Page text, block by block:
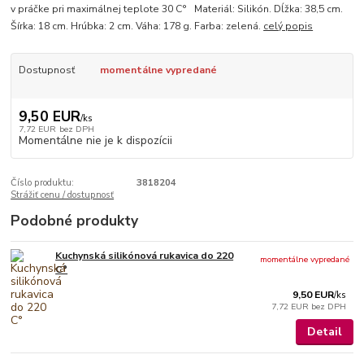
v práčke pri maximálnej teplote 30 C° Materiál: Silikón. Dĺžka: 38,5 cm.
Šírka: 18 cm. Hrúbka: 2 cm. Váha: 178 g. Farba: zelená. celý popis
Dostupnosť momentálne vypredané
9,50 EUR/ks
7,72 EUR bez DPH
Momentálne nie je k dispozícii
Číslo produktu:
3818204
Strážiť cenu / dostupnosť
Podobné produkty
Kuchynská silikónová rukavica do 220
C°
9,50 EUR/ks
7,72 EUR bez DPH
momentálne vypredané
Detail